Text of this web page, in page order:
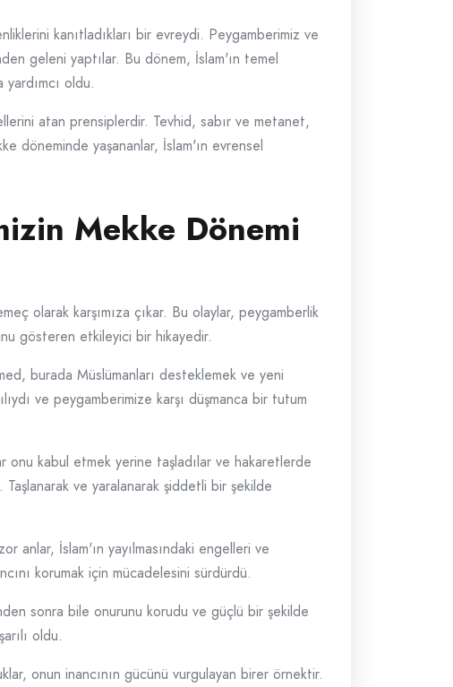
kanıtladıkları bir evreydi. Peygamberimiz ve
geleni yaptılar. Bu dönem, İslam'ın temel
oldu.
atan prensiplerdir. Tevhid, sabır ve metanet,
döneminde yaşananlar, İslam'ın evrensel
Mekke Dönemi
olarak karşımıza çıkar. Bu olaylar, peygamberlik
gösteren etkileyici bir hikayedir.
burada Müslümanları desteklemek ve yeni
ve peygamberimize karşı düşmanca bir tutum
onu kabul etmek yerine taşladılar ve hakaretlerde
ve yaralanarak şiddetli bir şekilde
anlar, İslam'ın yayılmasındaki engelleri ve
korumak için mücadelesini sürdürdü.
sonra bile onurunu korudu ve güçlü bir şekilde
oldu.
onun inancının gücünü vurgulayan birer örnektir.